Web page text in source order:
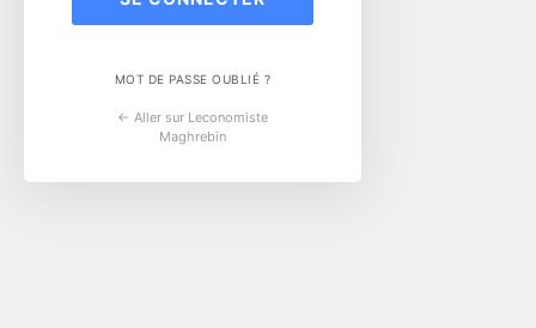
MOT DE PASSE OUBLIÉ ?
← Aller sur Leconomiste
Maghrebin